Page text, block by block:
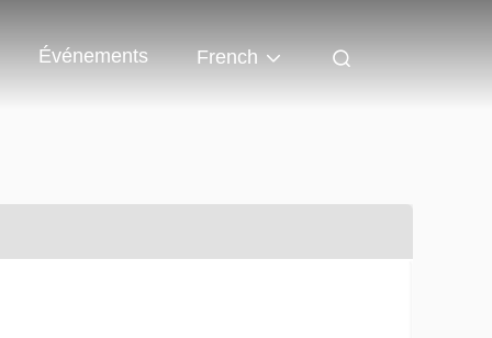
Événements French